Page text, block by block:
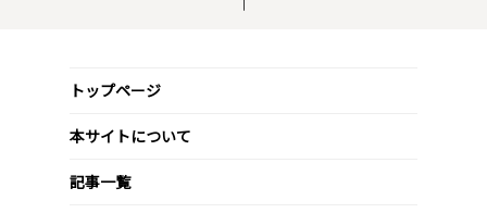
トップページ
本サイトについて
記事一覧